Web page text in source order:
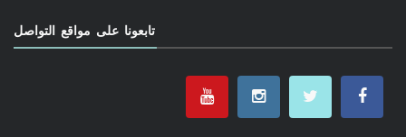
تابعونا على مواقع التواصل